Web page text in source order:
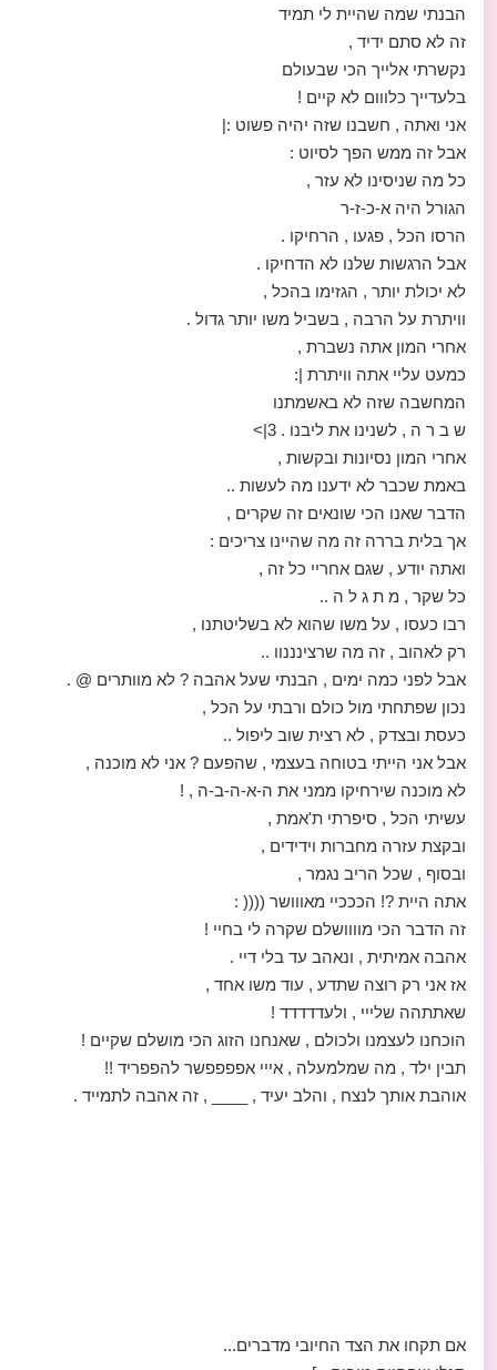
הבנתי שמה שהיית לי תמיד
זה לא סתם ידיד ,
נקשרתי אלייך הכי שבעולם
בלעדייך כלווום לא קיים !
אני ואתה , חשבנו שזה יהיה פשוט :|
אבל זה ממש הפך לסיוט :
כל מה שניסינו לא עזר ,
הגורל היה א-כ-ז-ר
הרסו הכל , פגעו , הרחיקו .
אבל הרגשות שלנו לא הדחיקו .
לא יכולת יותר , הגזימו בהכל ,
וויתרת על הרבה , בשביל משו יותר גדול .
אחרי המון אתה נשברת ,
כמעט עליי אתה וויתרת |:
המחשבה שזה לא באשמתנו
ש ב ר ה , לשנינו את ליבנו . 3|>
אחרי המון נסיונות ובקשות ,
באמת שכבר לא ידענו מה לעשות ..
הדבר שאנו הכי שונאים זה שקרים ,
אך בלית בררה זה מה שהיינו צריכים :
ואתה יודע , שגם אחריי כל זה ,
כל שקר , מ ת ג ל ה ..
רבו כעסו , על משו שהוא לא בשליטתנו ,
רק לאהוב , זה מה שרצינננוו ..
אבל לפני כמה ימים , הבנתי שעל אהבה ? לא מוותרים @ .
נכון שפתחתי מול כולם ורבתי על הכל ,
כעסת ובצדק , לא רצית שוב ליפול ..
אבל אני הייתי בטוחה בעצמי , שהפעם ? אני לא מוכנה ,
לא מוכנה שירחיקו ממני את ה-א-ה-ב-ה , !
עשיתי הכל , סיפרתי ת'אמת ,
ובקצת עזרה מחברות וידידים ,
ובסוף , שכל הריב נגמר ,
אתה היית ?! הכככיי מאווושר (((( :
זה הדבר הכי מוווושלם שקרה לי בחיי !
אהבה אמיתית , ונאהב עד בלי דיי .
אז אני רק רוצה שתדע , עוד משו אחד ,
שאתתהה שלייי , ולעדדדדד !
הוכחנו לעצמנו ולכולם , שאנחנו הזוג הכי מושלם שקיים !
תבין ילד , מה שמלמעלה , אייי אפפפפשר להפפריד !!
אוהבת אותך לנצח , והלב יעיד , ____ , זה אהבה לתמייד .
אם תקחו את הצד החיובי מדברים...